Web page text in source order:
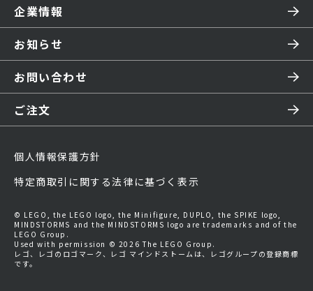
企業情報
お知らせ
お問い合わせ
ご注文
個人情報保護方針
特定商取引に関する法律に基づく表示
© LEGO, the LEGO logo, the Minifigure, DUPLO, the SPIKE logo,
MINDSTORMS and the MINDSTORMS logo are trademarks and of the
LEGO Group.
Used with permission © 2026 The LEGO Group.
レゴ、レゴのロゴマーク、レゴ マインドストームは、レゴグループの登録商標
です。